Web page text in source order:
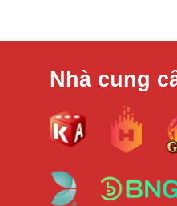
Nhà cung